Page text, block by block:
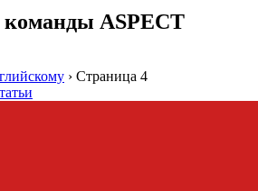
ASPECT
› Страница 4